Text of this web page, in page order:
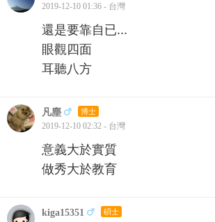
2019-12-10 01:36 - 台灣
還是要靠自已...
眼觀四面
耳聽八方
凡塵 博士
2019-12-10 02:32 - 台灣
意義大於實質
做秀大於教育
kiga15351 碩士